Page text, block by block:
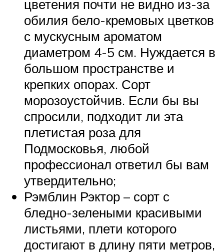
цветения почти не видно из-за
обилия бело-кремовых цветков
с мускусным ароматом
диаметром 4-5 см. Нуждается в
большом пространстве и
крепких опорах. Сорт
морозоустойчив. Если бы вы
спросили, подходит ли эта
плетистая роза для
Подмосковья, любой
профессионал ответил бы вам
утвердительно;
Рэмблин Рэктор – сорт с
бледно-зелеными красивыми
листьями, плети которого
достигают в длину пяти метров,